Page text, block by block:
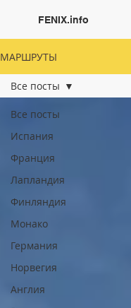
FENIX.info
МАРШРУТЫ
Все посты
Испания
Франция
Лапландия
Финляндия
Moнако
Германия
Норвегия
Англия
Все посты